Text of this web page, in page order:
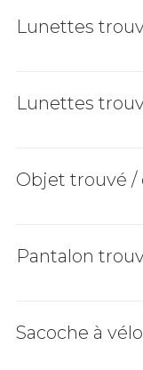
Lunettes
Lunettes
Objet trouvé /
Pantalon
Sacoche à vélo